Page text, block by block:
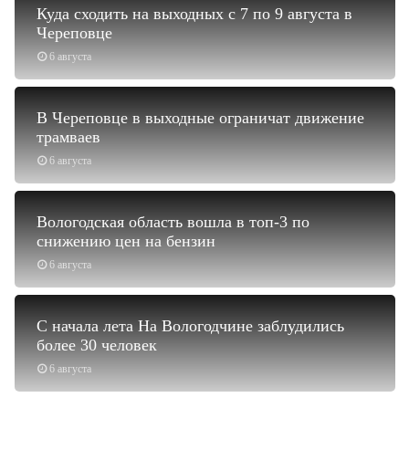
6 августа
Куда сходить на выходных с 7 по 9 августа в
Череповце
6 августа
В Череповце в выходные ограничат движение
трамваев
6 августа
Вологодская область вошла в топ-3 по
снижению цен на бензин
6 августа
С начала лета На Вологодчине заблудились
более 30 человек